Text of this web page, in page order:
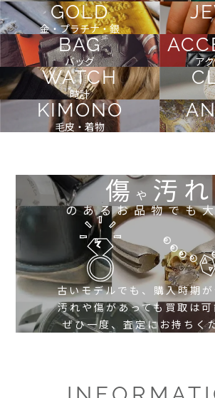
GOLD
金・プラチナ・銀
BAG
バッグ ア
WATCH
時計
KIMONO
毛皮・着物
傷や 汚れ
のあるお品物でも
古いモデルでも、購入時期
汚れや傷があっても買取は
ぜひ一度、査定にお持ちく